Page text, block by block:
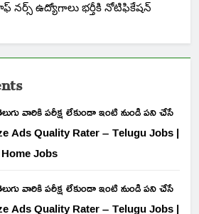
నర్స్ ఉద్యోగాలు భర్తీకి నోటిఫికేషన్
వారికి పరీక్ష లేకుండా ఇంటి నుండి పని చేసే
Ads Quality Rater – Telugu Jobs |
Jobs
వారికి పరీక్ష లేకుండా ఇంటి నుండి పని చేసే
Ads Quality Rater – Telugu Jobs |